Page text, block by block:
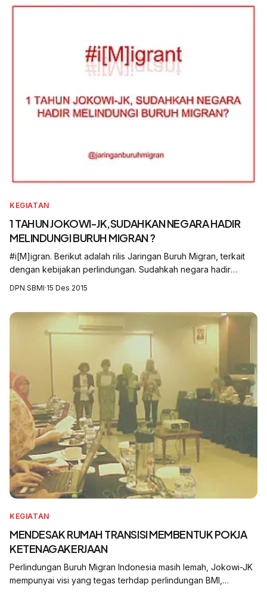
KEGIATAN
1 TAHUN JOKOWI-JK,SUDAHKAN NEGARA HADIR
MELINDUNGI BURUH MIGRAN ?
#i[M]igran. Berikut adalah rilis Jaringan Buruh Migran, terkait
dengan kebijakan perlindungan. Sudahkah negara hadir
DPN SBMI·15 Des 2015
KEGIATAN
MENDESAK RUMAH TRANSISI MEMBENTUK POKJA
KETENAGAKERJAAN
Perlindungan Buruh Migran Indonesia masih lemah, Jokowi-JK
mempunyai visi yang tegas terhdap perlindungan BMI,